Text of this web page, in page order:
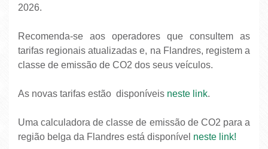
2026.
Recomenda-se aos operadores que consultem as
tarifas regionais atualizadas e, na Flandres, registem a
classe de emissão de CO2 dos seus veículos.
As novas tarifas estão disponíveis neste link.
Uma calculadora de classe de emissão de CO2 para a
região belga da Flandres está disponível neste link!